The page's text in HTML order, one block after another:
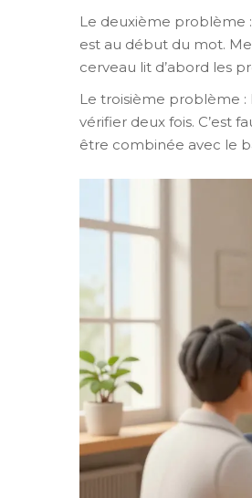
Le deuxième problème
est au début du mot.
cerveau lit d’abord les
Le troisième problème :
vérifier deux fois. C’est
être combinée avec le